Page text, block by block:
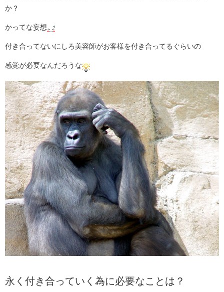
か？
かってな妄想
付き合ってないにしろ美容師がお客様を付き合ってるぐらいの
感覚が必要なんだろうな
永く付き合っていく為に必要なことは？